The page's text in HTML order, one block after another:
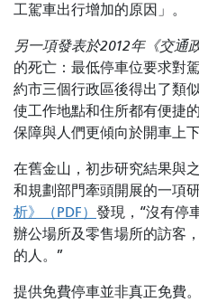
工駕車出行增加的原因」。
另一項發表於2012年《交通
的死亡：最低停車位要求對
約市三個行政區後得出了類
使工作地點和住所都有便捷
保障與人們更傾向於開車上
在舊金山，初步研究結果與
和規劃部門牽頭開展的一項
析》（PDF） 發現，“沒有停
辦公場所及零售場所的訪客
的人。”
提供免費停車並非真正免費